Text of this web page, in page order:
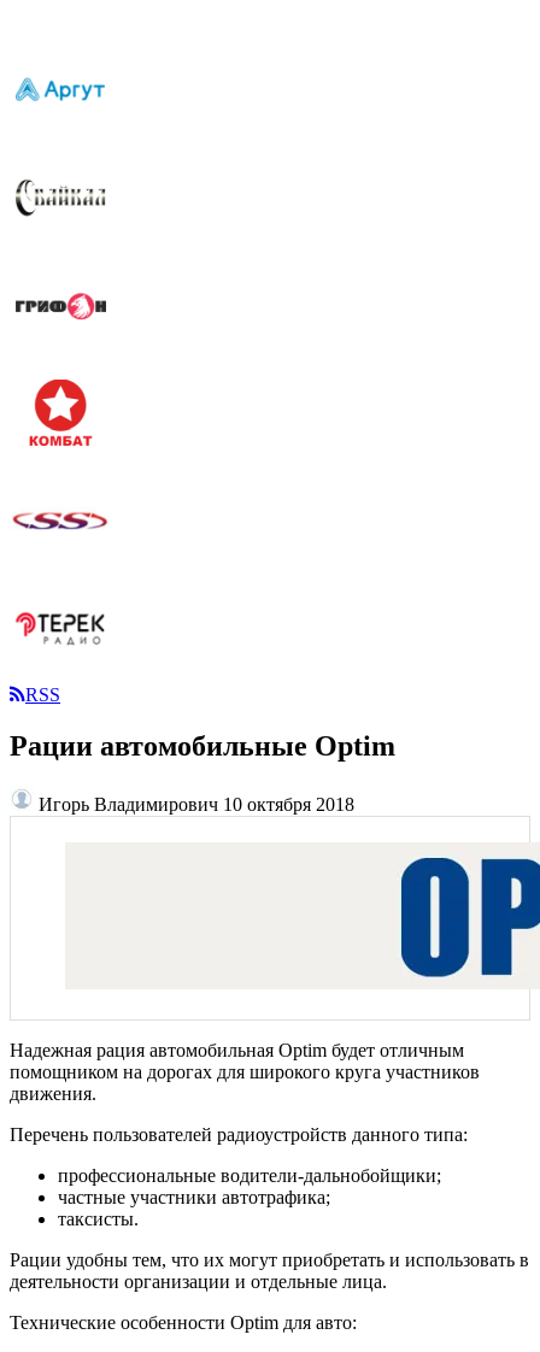
RSS
Рации автомобильные Optim
Игорь Владимирович 10 октября 2018
Надежная рация автомобильная Optim будет отличным
помощником на дорогах для широкого круга участников
движения.
Перечень пользователей радиоустройств данного типа:
профессиональные водители-дальнобойщики;
частные участники автотрафика;
таксисты.
Рации удобны тем, что их могут приобретать и использовать в
деятельности организации и отдельные лица.
Технические особенности Optim для авто: